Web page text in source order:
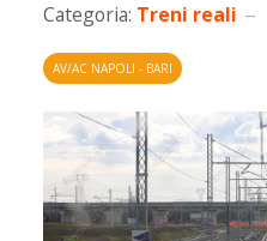
Categoria: Treni reali
AV/AC NAPOLI - BARI